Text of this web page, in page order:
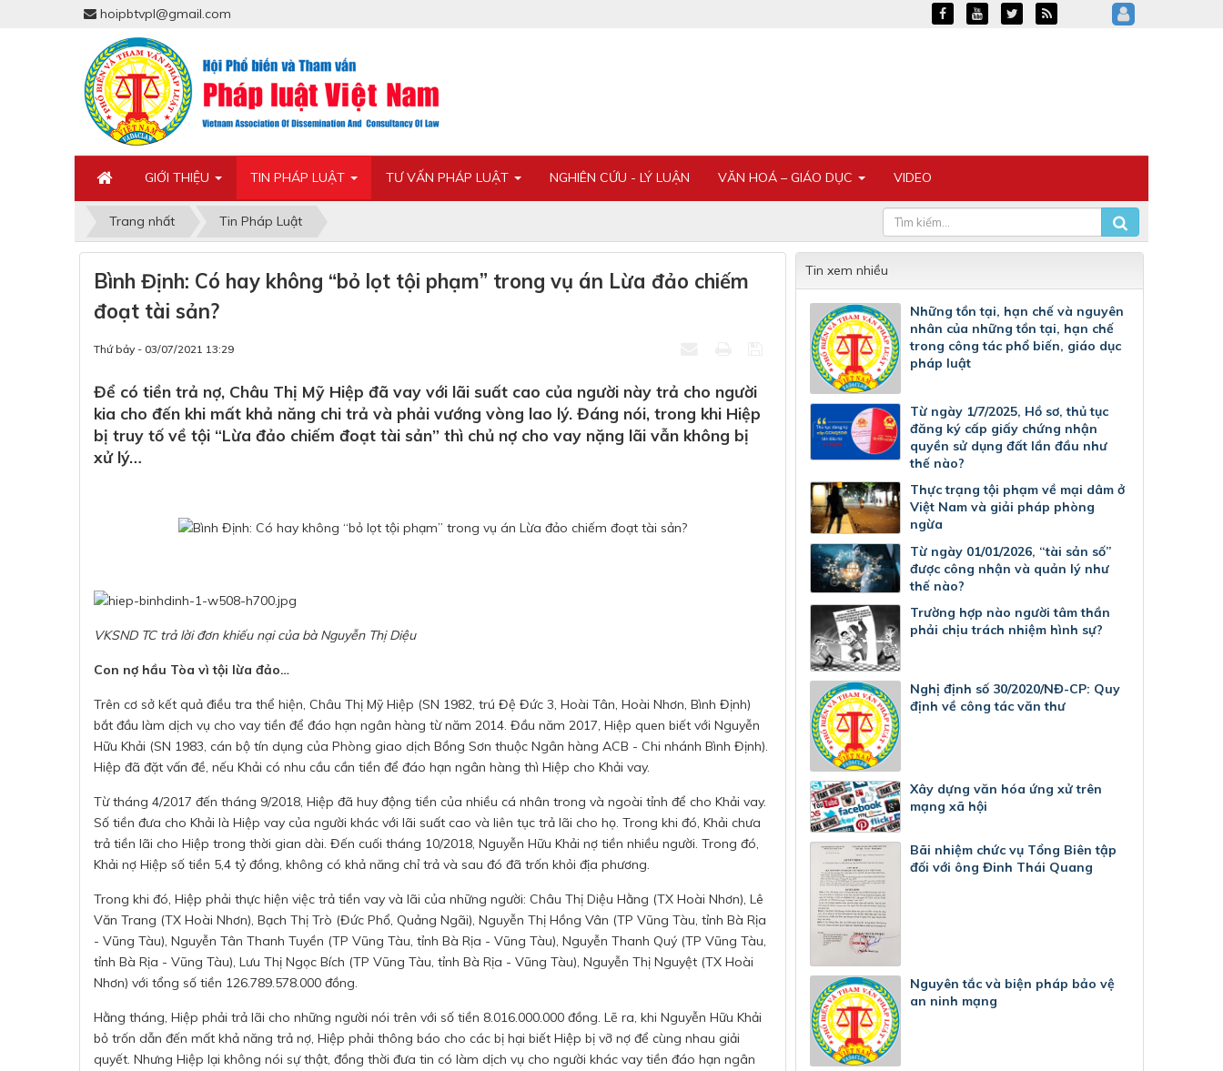
GIỚI THIỆU TIN PHÁP LUẬT TƯ VẤN PHÁP LUẬT NGHIÊN CỨU - LÝ LUẬN VĂN HOÁ – GIÁO DỤC VIDEO
hoipbtvpl@gmail.com
Trang nhất Tin Pháp Luật
Bình Định: Có hay không “bỏ lọt tội phạm” trong vụ án Lừa đảo chiếm
đoạt tài sản?
Thứ bảy - 03/07/2021 13:29
Để có tiền trả nợ, Châu Thị Mỹ Hiệp đã vay với lãi suất cao của người này trả cho người
kia cho đến khi mất khả năng chi trả và phải vướng vòng lao lý. Đáng nói, trong khi Hiệp
bị truy tố về tội “Lừa đảo chiếm đoạt tài sản” thì chủ nợ cho vay nặng lãi vẫn không bị
xử lý…
VKSND TC trả lời đơn khiếu nại của bà Nguyễn Thị Diệu
Con nợ hầu Tòa vì tội lừa đảo…
Trên cơ sở kết quả điều tra thể hiện, Châu Thị Mỹ Hiệp (SN 1982, trú Đệ Đức 3, Hoài Tân, Hoài Nhơn, Bình Định)
bắt đầu làm dịch vụ cho vay tiền để đáo hạn ngân hàng từ năm 2014. Đầu năm 2017, Hiệp quen biết với Nguyễn
Hữu Khải (SN 1983, cán bộ tín dụng của Phòng giao dịch Bồng Sơn thuộc Ngân hàng ACB - Chi nhánh Bình Định).
Hiệp đã đặt vấn đề, nếu Khải có nhu cầu cần tiền để đáo hạn ngân hàng thì Hiệp cho Khải vay.
Từ tháng 4/2017 đến tháng 9/2018, Hiệp đã huy động tiền của nhiều cá nhân trong và ngoài tỉnh để cho Khải vay.
Số tiền đưa cho Khải là Hiệp vay của người khác với lãi suất cao và liên tục trả lãi cho họ. Trong khi đó, Khải chưa
trả tiền lãi cho Hiệp trong thời gian dài. Đến cuối tháng 10/2018, Nguyễn Hữu Khải nợ tiền nhiều người. Trong đó,
Khải nợ Hiệp số tiền 5,4 tỷ đồng, không có khả năng chỉ trả và sau đó đã trốn khỏi địa phương.
Trong khi đó, Hiệp phải thực hiện việc trả tiền vay và lãi của những người: Châu Thị Diệu Hằng (TX Hoài Nhơn), Lê
Văn Trang (TX Hoài Nhơn), Bạch Thị Trò (Đức Phổ, Quảng Ngãi), Nguyễn Thị Hồng Vân (TP Vũng Tàu, tỉnh Bà Rịa
- Vũng Tàu), Nguyễn Tân Thanh Tuyền (TP Vũng Tàu, tỉnh Bà Rịa - Vũng Tàu), Nguyễn Thanh Quý (TP Vũng Tàu,
tỉnh Bà Rịa - Vũng Tàu), Lưu Thị Ngọc Bích (TP Vũng Tàu, tỉnh Bà Rịa - Vũng Tàu), Nguyễn Thị Nguyệt (TX Hoài
Nhơn) với tổng số tiền 126.789.578.000 đồng.
Hằng tháng, Hiệp phải trả lãi cho những người nói trên với số tiền 8.016.000.000 đồng. Lẽ ra, khi Nguyễn Hữu Khải
bỏ trốn dẫn đến mất khả năng trả nợ, Hiệp phải thông báo cho các bị hại biết Hiệp bị vỡ nợ để cùng nhau giải
quyết. Nhưng Hiệp lại không nói sự thật, đồng thời đưa tin có làm dịch vụ cho người khác vay tiền đáo hạn ngân
Tin xem nhiều
Những tồn tại, hạn chế và nguyên
nhân của những tồn tại, hạn chế
trong công tác phổ biến, giáo dục
pháp luật
Từ ngày 1/7/2025, Hồ sơ, thủ tục
đăng ký cấp giấy chứng nhận
quyền sử dụng đất lần đầu như
thế nào?
Thực trạng tội phạm về mại dâm ở
Việt Nam và giải pháp phòng
ngừa
Từ ngày 01/01/2026, “tài sản số”
được công nhận và quản lý như
thế nào?
Trường hợp nào người tâm thần
phải chịu trách nhiệm hình sự?
Nghị định số 30/2020/NĐ-CP: Quy
định về công tác văn thư
Xây dựng văn hóa ứng xử trên
mạng xã hội
Bãi nhiệm chức vụ Tổng Biên tập
đối với ông Đinh Thái Quang
Nguyên tắc và biện pháp bảo vệ
an ninh mạng